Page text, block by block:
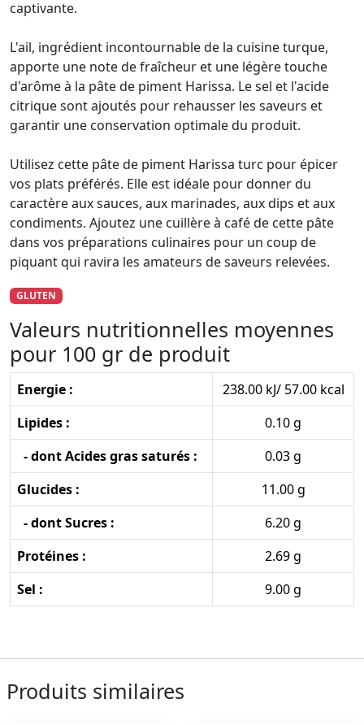
captivante.
L'ail, ingrédient incontournable de la cuisine turque,
apporte une note de fraîcheur et une légère touche
d'arôme à la pâte de piment Harissa. Le sel et l'acide
citrique sont ajoutés pour rehausser les saveurs et
garantir une conservation optimale du produit.
Utilisez cette pâte de piment Harissa turc pour épicer
vos plats préférés. Elle est idéale pour donner du
caractère aux sauces, aux marinades, aux dips et aux
condiments. Ajoutez une cuillère à café de cette pâte
dans vos préparations culinaires pour un coup de
piquant qui ravira les amateurs de saveurs relevées.
GLUTEN
Valeurs nutritionnelles moyennes
pour 100 gr de produit
Energie :
238.00 kJ/ 57.00 kcal
Lipides :
0.10 g
- dont Acides gras saturés :
0.03 g
Glucides :
11.00 g
- dont Sucres :
6.20 g
Protéines :
2.69 g
Sel :
9.00 g
Produits similaires